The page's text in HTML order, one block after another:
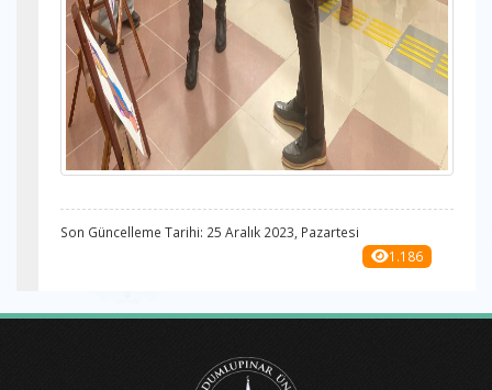
Son Güncelleme Tarihi: 25 Aralık 2023, Pazartesi
1.186